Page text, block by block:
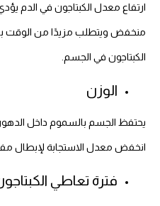
ارتفاع معدل الكبتاجون في الدم
منخفض ويتطلب مزيدًا من الوقت
الكبتاجون في الجسم.
الوزن
يحتفظ الجسم بالسموم داخل
انخفض معدل الاستجابة لإبطال
فترة تعاطي